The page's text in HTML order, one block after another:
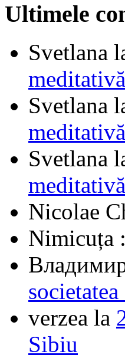
Ultimele
Svetlana
meditativă
Svetlana
meditativă
Svetlana
meditativă
Nicolae
Nimicuța
verzea la
Sibiu